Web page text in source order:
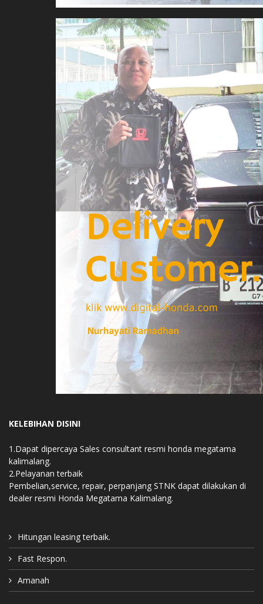
KELEBIHAN DISINI
1.Dapat dipercaya Sales consultant resmi honda megatama
kalimalang.
2.Pelayanan terbaik
Pembelian,service, repair, perpanjang STNK dapat dilakukan di
dealer resmi Honda Megatama Kalimalang.
Hitungan leasing terbaik.
Fast Respon.
Amanah